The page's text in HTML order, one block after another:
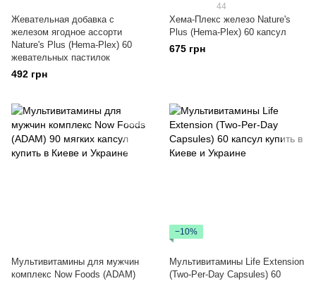
Жевательная добавка с
железом ягодное ассорти
Nature's Plus (Hema-Plex) 60
жевательных пастилок
492 грн
44
Хема-Плекс железо Nature's
Plus (Hema-Plex) 60 капсул
675 грн
Мультивитамины для мужчин
комплекс Now Foods (ADAM)
−10%
Мультивитамины Life Extension
(Two-Per-Day Capsules) 60